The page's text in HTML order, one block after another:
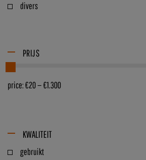
divers
PRIJS
price:€20—€1.300
KWALITEIT
gebruikt